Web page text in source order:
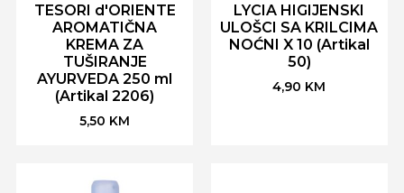
TESORI d'ORIENTE
AROMATIČNA
KREMA ZA
TUŠIRANJE
AYURVEDA 250 ml
(Artikal 2206)
5,50 KM
LYCIA HIGIJENSKI
ULOŠCI SA KRILCIMA
NOĆNI X 10 (Artikal
50)
4,90 KM